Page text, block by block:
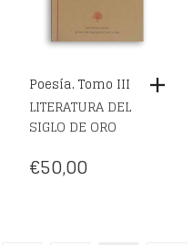
Poesía. Tomo III
LITERATURA DEL
SIGLO DE ORO
€50,00